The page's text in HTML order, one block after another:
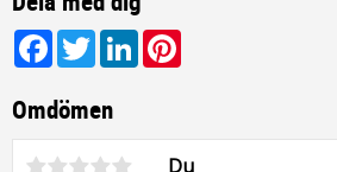
Facebook
TwitterLinkedIn
Omdömen
Du